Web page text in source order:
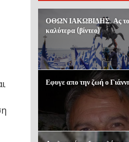
ΟΘΩΝ ΙΑΚΩΒΙΔΗΣ. Ας
καλύτερα (βίντεο)
Εφυγε απο την ζωή ο